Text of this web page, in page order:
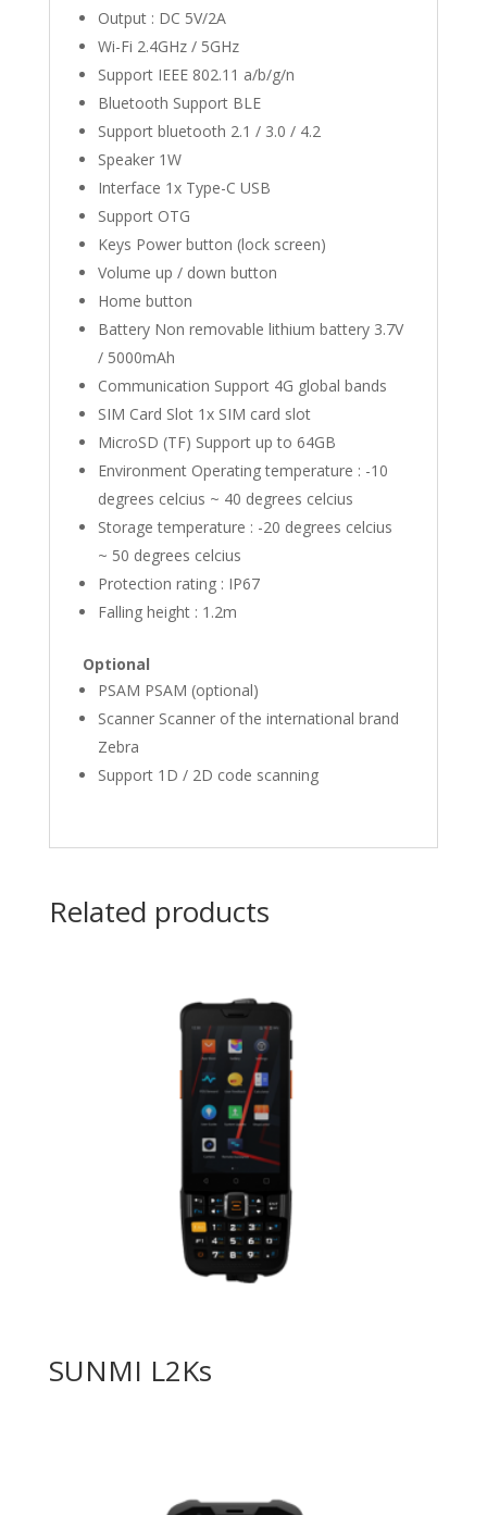
Output : DC 5V/2A
Wi-Fi 2.4GHz / 5GHz
Support IEEE 802.11 a/b/g/n
Bluetooth Support BLE
Support bluetooth 2.1 / 3.0 / 4.2
Speaker 1W
Interface 1x Type-C USB
Support OTG
Keys Power button (lock screen)
Volume up / down button
Home button
Battery Non removable lithium battery 3.7V
/ 5000mAh
Communication Support 4G global bands
SIM Card Slot 1x SIM card slot
MicroSD (TF) Support up to 64GB
Environment Operating temperature : -10
degrees celcius ~ 40 degrees celcius
Storage temperature : -20 degrees celcius
~ 50 degrees celcius
Protection rating : IP67
Falling height : 1.2m
Optional
PSAM PSAM (optional)
Scanner Scanner of the international brand
Zebra
Support 1D / 2D code scanning
Related products
SUNMI L2Ks